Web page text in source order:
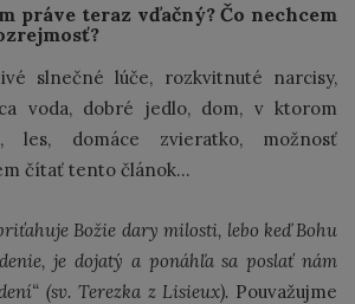
práve teraz vďačný? Čo nechcem
slnečné lúče, rozkvitnuté narcisy,
voda, dobré jedlo, dom, v ktorom
les, domáce zvieratko, možnosť
čítať tento článok...
Božie dary milosti, lebo keď Bohu
je dojatý a ponáhľa sa poslať nám
(sv. Terezka z Lisieux). Pouvažujme